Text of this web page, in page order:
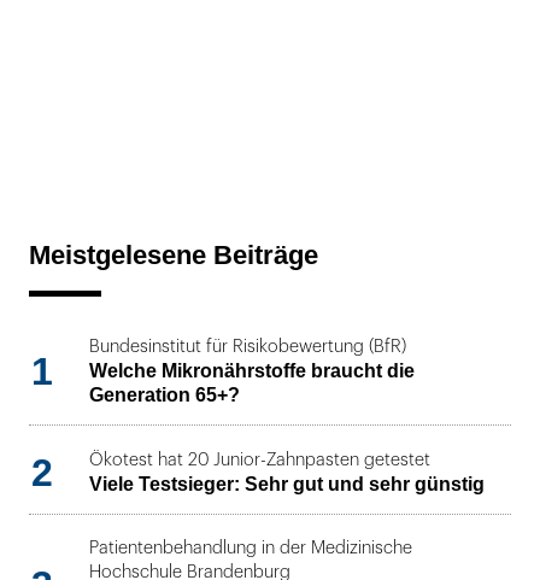
Meistgelesene Beiträge
1
Bundesinstitut für Risikobewertung (BfR)
Welche Mikronährstoffe braucht die
Generation 65+?
2 Ökotest hat 20 Junior-Zahnpasten getestet
Viele Testsieger: Sehr gut und sehr günstig
Patientenbehandlung in der Medizinische
Hochschule Brandenburg